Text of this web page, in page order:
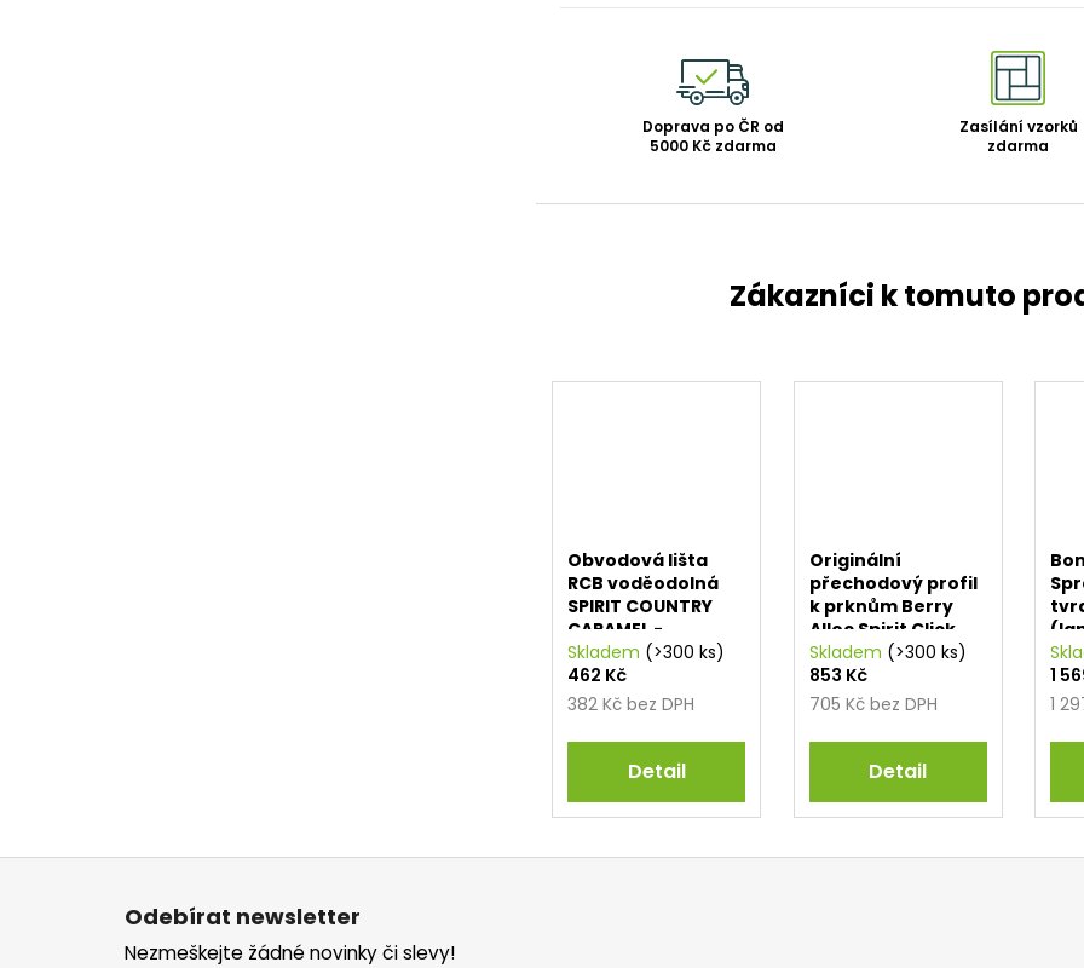
Doprava po ČR od
5000 Kč zdarma
Zasílání vzorků
zdarma
Obvodová lišta
RCB voděodolná
SPIRIT COUNTRY
CARAMEL -
63002273
Skladem (>300 ks)
382 Kč bez DPH
462 Kč
Detail
Originální
přechodový profil
k prknům Berry
Alloc Spirit Click
(1000 x 40 x 8 mm)
Skladem (>300 ks)
705 Kč bez DPH
853 Kč
Detail
1
1
Odebírat newsletter
Nezmeškejte žádné novinky či slevy!